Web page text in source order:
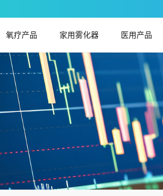
氧疗产品 家用雾化器 医用产品